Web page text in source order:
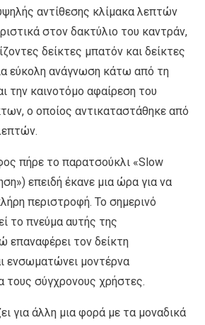
αντίθεσης κλίμακα λεπτών
στον δακτύλιο του καντράν,
δείκτες μπατόν και δείκτες
εύκολη ανάγνωση κάτω από τη
την καινοτόμο αφαίρεση του
ο οποίος αντικαταστάθηκε από
πήρε το παρατσούκλι «Slow
επειδή έκανε μια ώρα για να
περιστροφή. Το σημερινό
το πνεύμα αυτής της
επαναφέρει τον δείκτη
ενσωματώνει μοντέρνα
τους σύγχρονους χρήστες.
για άλλη μια φορά με τα μοναδικά